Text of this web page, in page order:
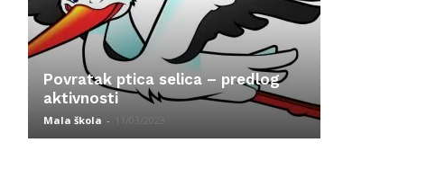
Povratak ptica selica – predlog
aktivnosti
Mala škola -